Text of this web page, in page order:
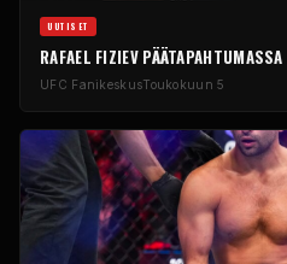
UUTISET
RAFAEL FIZIEV PÄÄTAPAHTUMASSA
UFC FanikeskusToukokuun 5